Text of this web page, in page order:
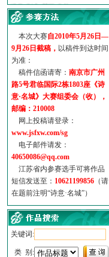
·【诗意·名城】地铁展示作...
诗意名城·地铁时间
地铁完美呈现【诗意·名城...
参赛作品多达5000多首
“诗意·名城”晒诗会
特别通知--致广大诗词爱好...
本次大赛自2010年5月26日—
9月26日截稿， 以稿件到达时间
为准：
稿件信函请寄： 南京市广州
路5号君临国际2栋1803座《诗
意·名城》大赛组委会（收），
邮编：210008
网上投稿请登录：
www.jsfxw.com/sg
电子邮件请发：
40650086@qq.com
江苏省内参赛选手可将作品
短信发送至： 10621199856 （请
在题前注明“诗意·名城”）
关键词:
类 别: